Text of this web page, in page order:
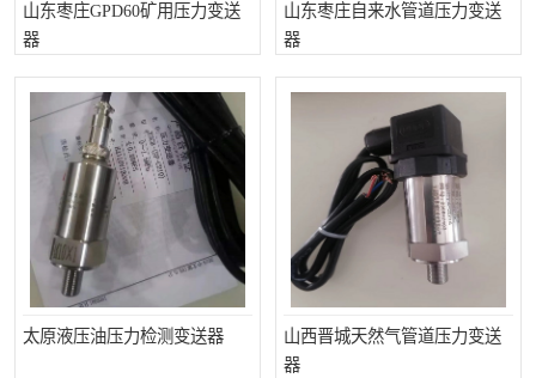
山东枣庄GPD60矿用压力变送
器
山东枣庄自来水管道压力变送
器
太原液压油压力检测变送器
山西晋城天然气管道压力变送
器